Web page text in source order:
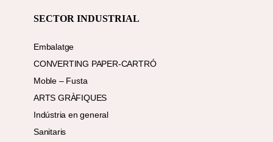
SECTOR INDUSTRIAL
Embalatge
CONVERTING PAPER-CARTRÓ
Moble – Fusta
ARTS GRÀFIQUES
Indústria en general
Sanitaris